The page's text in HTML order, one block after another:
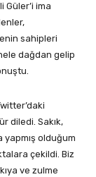
ima
sahipleri
dağdan gelip
diledi. Sakık,
yapmış olduğum
çekildi. Biz
ve zulme